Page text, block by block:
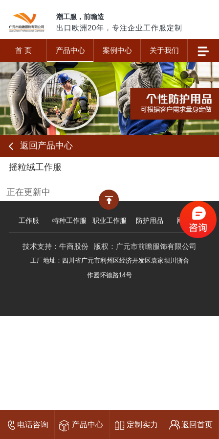
潮工服，前瞻造
出口欧洲20年，专注企业工作服定制
首 页 产品中心 案例中心 关于我们
返回产品中心
摇粒绒工作服
正在更新中
工作服 特种工作服 职业工作服 防护用品 网站地图
技术支持： 牛商股份 版权：广元市前瞻服饰有限公司
工厂地址：四川省广元市利州区经济开发区袁家坝川浙合
作园怀德路14号
电话咨询 产品中心 定制实力 返回首页